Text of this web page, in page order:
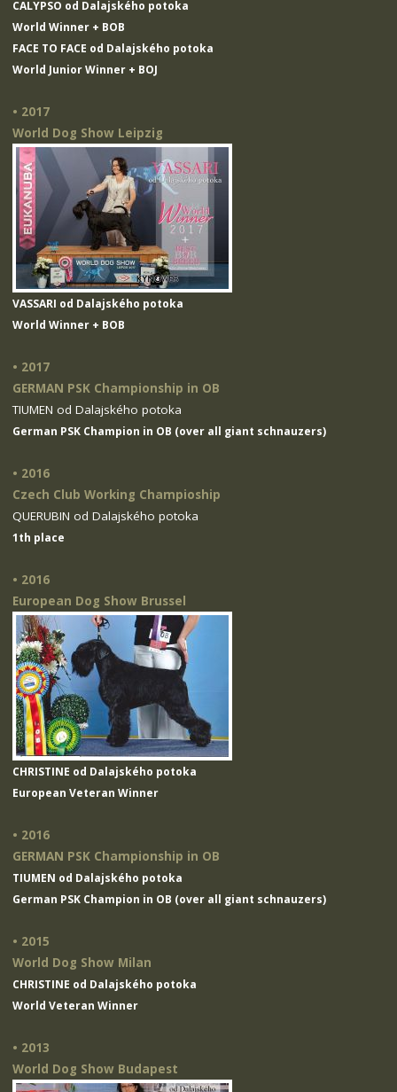
CALYPSO od Dalajského potoka
World Winner + BOB
FACE TO FACE od Dalajského potoka
World Junior Winner + BOJ
• 2017
World Dog Show Leipzig
VASSARI od Dalajského potoka
World Winner + BOB
• 2017
GERMAN PSK Championship in OB
TIUMEN od Dalajského potoka
German PSK Champion in OB (over all giant schnauzers)
• 2016
Czech Club Working Champioship
QUERUBIN od Dalajského potoka
1th place
• 2016
European Dog Show Brussel
CHRISTINE od Dalajského potoka
European Veteran Winner
• 2016
GERMAN PSK Championship in OB
TIUMEN od Dalajského potoka
German PSK Champion in OB (over all giant schnauzers)
• 2015
World Dog Show Milan
CHRISTINE od Dalajského potoka
World Veteran Winner
• 2013
World Dog Show Budapest